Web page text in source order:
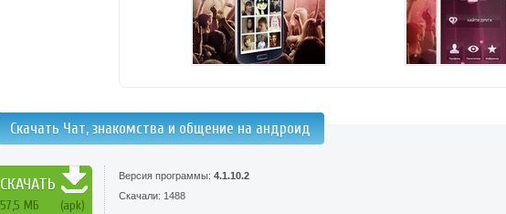
Скачать Чат, знакомства и общение на андроид
СКАЧАТЬ
57,5 МБ (apk)
Версия программы: 4.1.10.2
Скачали: 1488